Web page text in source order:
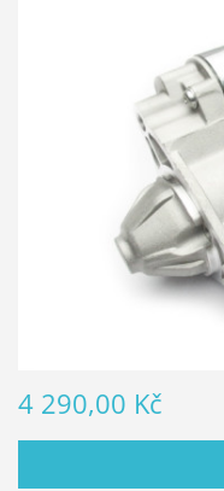
4 290,00 Kč